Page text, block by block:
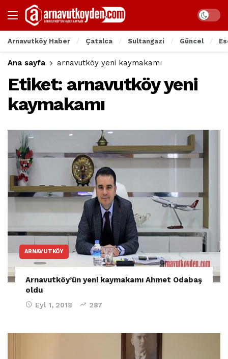
Arnavutköy Haber Çatalca Sultangazi Güncel
Ana sayfa arnavutköy yeni kaymakamı
Etiket: arnavutköy yeni
kaymakamı
ARNAVUTKÖY
Arnavutköy’ün yeni kaymakamı Ahmet Odabaş
oldu
Eyl 1, 2018 287